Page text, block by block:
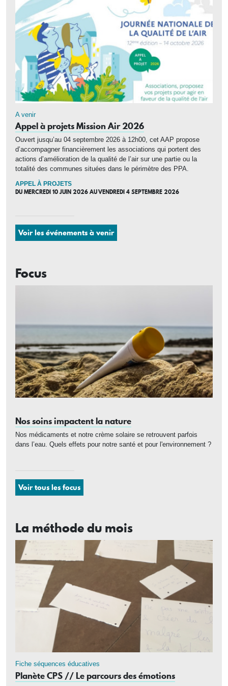
A venir
Appel à projets Mission Air 2026
Ouvert jusqu’au 04 septembre 2026 à 12h00, cet AAP propose
d’accompagner financièrement les associations qui portent des
actions d’amélioration de la qualité de l’air sur une partie ou la
totalité des communes situées dans le périmètre des PPA.
APPEL À PROJETS
DUMERCREDI 10 JUIN 2026AUVENDREDI 4 SEPTEMBRE 2026
Voir les événements à venir
Focus
Nos soins impactent la nature
Nos médicaments et notre crème solaire se retrouvent parfois
dans l’eau. Quels effets pour notre santé et pour l'environnement ?
Voir tous les focus
La méthode du mois
Fiche séquences éducatives
Planète CPS // Le parcours des émotions